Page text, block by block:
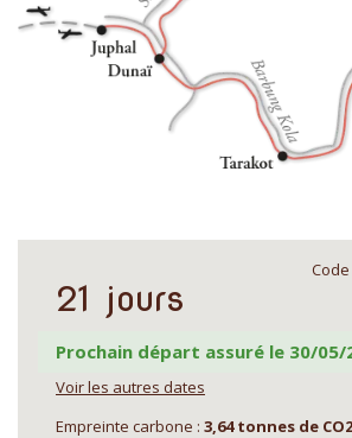
21 jours
Prochain départ assuré le 30/05/
Voir les autres dates
Empreinte carbone : 3,64 tonnes de CO2